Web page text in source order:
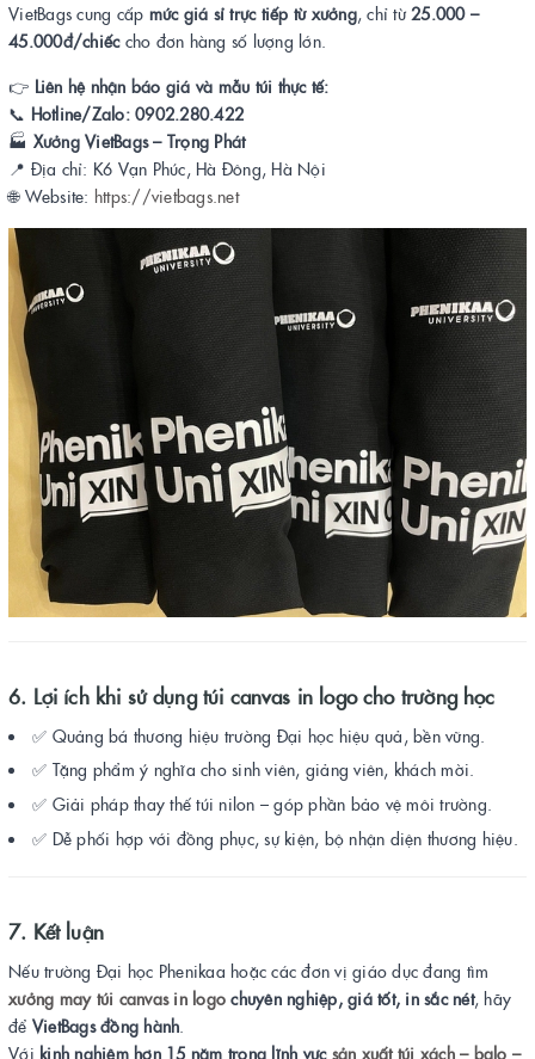
VietBags cung cấp mức giá sỉ trực tiếp từ xưởng, chỉ từ 25.000 –
45.000đ/chiếccho đơn hàng số lượng lớn.
👉 Liên hệ nhận báo giá và mẫu túi thực tế:
📞 Hotline/Zalo: 0902.280.422
🏭 Xưởng VietBags – Trọng Phát
📍 Địa chỉ: K6 Vạn Phúc, Hà Đông, Hà Nội
🌐 Website: https://vietbags.net
6. Lợi ích khi sử dụng túi canvas in logo cho trường học
✅ Quảng bá thương hiệu trường Đại học hiệu quả, bền vững.
✅ Tặng phẩm ý nghĩa cho sinh viên, giảng viên, khách mời.
✅ Giải pháp thay thế túi nilon – góp phần bảo vệ môi trường.
✅ Dễ phối hợp với đồng phục, sự kiện, bộ nhận diện thương hiệu.
7. Kết luận
Nếu trường Đại học Phenikaa hoặc các đơn vị giáo dục đang tìm
xưởng may túi canvas in logo chuyên nghiệp, giá tốt, in sắc nét, hãy
để VietBags đồng hành
Với kinh nghiệm hơn 15 năm trong lĩnh vực sản xuất túi xách – balo –